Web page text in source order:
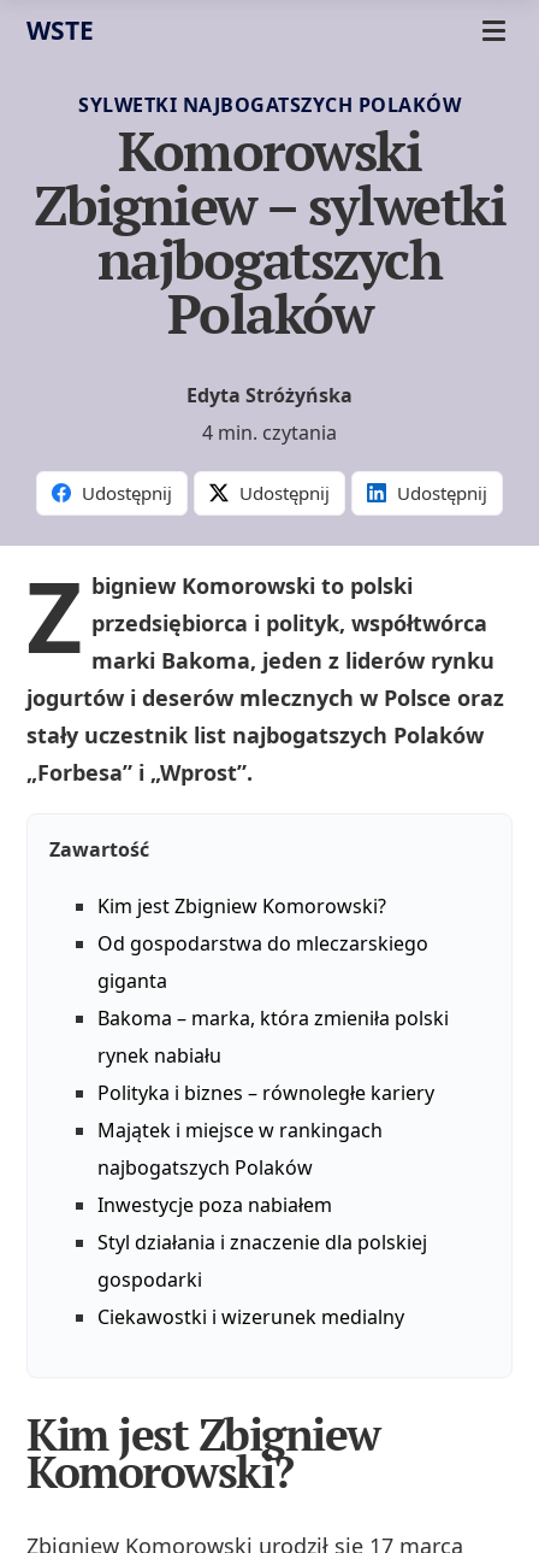
WSTE
SYLWETKI NAJBOGATSZYCH POLAKÓW
Komorowski
Zbigniew – sylwetki
najbogatszych
Polaków
Edyta Stróżyńska
4 min. czytania
Udostępnij Udostępnij Udostępnij
Z bigniew Komorowski to polski
przedsiębiorca i polityk, współtwórca
marki Bakoma, jeden z liderów rynku
jogurtów i deserów mlecznych w Polsce oraz
stały uczestnik list najbogatszych Polaków
„Forbesa” i „Wprost”.
Zawartość
Kim jest Zbigniew Komorowski?
Od gospodarstwa do mleczarskiego
giganta
Bakoma – marka, która zmieniła polski
rynek nabiału
Polityka i biznes – równoległe kariery
Majątek i miejsce w rankingach
najbogatszych Polaków
Inwestycje poza nabiałem
Styl działania i znaczenie dla polskiej
gospodarki
Ciekawostki i wizerunek medialny
Kim jest Zbigniew
Komorowski?
Zbigniew Komorowski urodził się 17 marca